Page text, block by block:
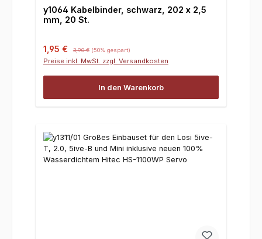
y1064 Kabelbinder, schwarz, 202 x 2,5
mm, 20 St.
Verkaufspreis:
1,95 € Regulärer Preis:
3,90 € (50% gespart)
Preise inkl. MwSt. zzgl. Versandkosten
In den Warenkorb